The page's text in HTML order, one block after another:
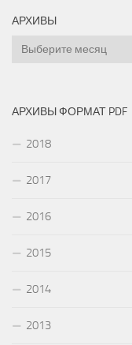
АРХИВЫ
Архивы
АРХИВЫ ФОРМАТ PDF
2018
2017
2016
2015
2014
2013